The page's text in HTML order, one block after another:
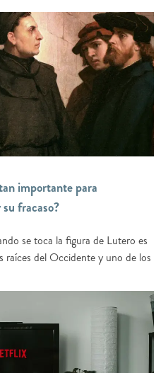
importante para
fracaso?
se toca la figura de Lutero es
raíces del Occidente y uno de los